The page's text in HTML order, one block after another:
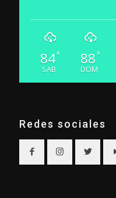
84°
SAB
88 °
DOM
Redes sociales